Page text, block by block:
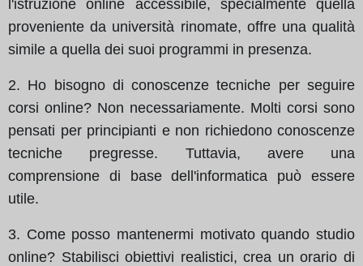
l'istruzione online accessibile, specialmente quella
proveniente da università rinomate, offre una qualità
simile a quella dei suoi programmi in presenza.
2. Ho bisogno di conoscenze tecniche per seguire
corsi online? Non necessariamente. Molti corsi sono
pensati per principianti e non richiedono conoscenze
tecniche pregresse. Tuttavia, avere una
comprensione di base dell'informatica può essere
utile.
3. Come posso mantenermi motivato quando studio
online? Stabilisci obiettivi realistici, crea un orario di